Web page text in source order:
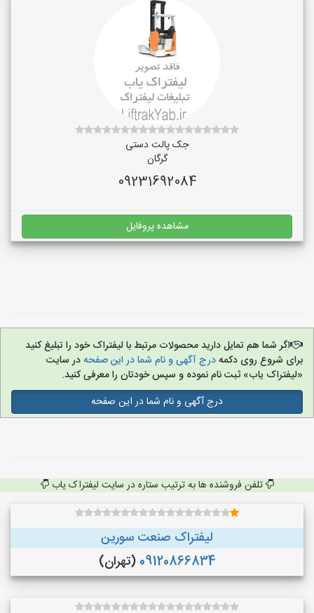
جک پالت دستی
گرگان
09231692084
مشاهده پروفایل
اگر شما هم تمایل دارید محصولات مرتبط با لیفتراک خود را تبلیغ کنید
برای شروع روی دکمهدرج آگهی و نام شما در این صفحهدر سایت
«لیفتراک یاب» ثبت نام نموده و سپس خودتان را معرفی کنید.
درج آگهی و نام شما در این صفحه
تلفن فروشنده ها به ترتیب ستاره در سایت لیفتراک یاب
لیفتراک صنعت سورین
09120866834 (تهران)